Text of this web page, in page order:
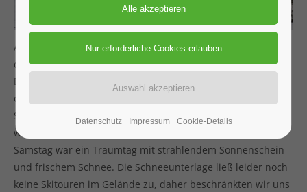
Am letzten Wochenende vor Weihnachten findet traditionell
die JDAV-Weihnachtsfeier auf der Weißenburger Hütte statt.
Das zweite Jahr in Folge hat es Frau Holle (auch bekannt als
eine Kaltfront) gut gemeint mit uns. Freitag schneite es am
Spitzingsee den ganzen Tag und die erste Pistenskitour
wurde schon vor Ankunft auf der Hütte genossen. Der
Samstag war ein Traumtag mit strahlendem Sonnenschein
und frischem Schnee. Die Schneeunterlage ließ leider noch
keine Skitouren im Gelände zu, daher beschränkten wir uns
Datenschutz Impressum Cookie-Details